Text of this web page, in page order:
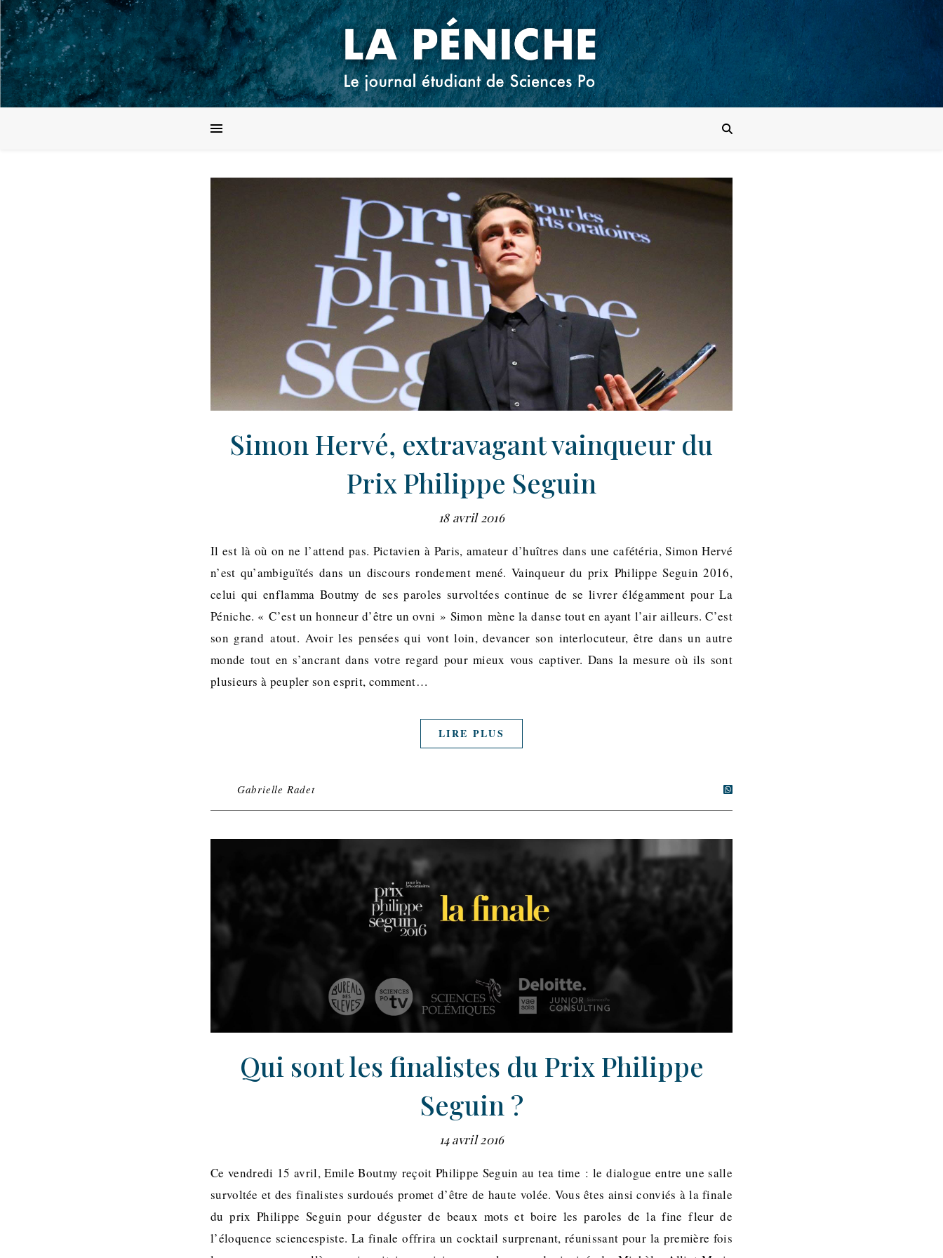
Simon Hervé, extravagant vainqueur du
Prix Philippe Seguin
18 avril 2016
Il est là où on ne l’attend pas. Pictavien à Paris, amateur d’huîtres dans une cafétéria, Simon Hervé
n’est qu’ambiguïtés dans un discours rondement mené. Vainqueur du prix Philippe Seguin 2016,
celui qui enflamma Boutmy de ses paroles survoltées continue de se livrer élégamment pour La
Péniche. « C’est un honneur d’être un ovni » Simon mène la danse tout en ayant l’air ailleurs. C’est
son grand atout. Avoir les pensées qui vont loin, devancer son interlocuteur, être dans un autre
monde tout en s’ancrant dans votre regard pour mieux vous captiver. Dans la mesure où ils sont
plusieurs à peupler son esprit, comment…
LIRE PLUS
Gabrielle Radet
Qui sont les finalistes du Prix Philippe
Seguin ?
14 avril 2016
Ce vendredi 15 avril, Emile Boutmy reçoit Philippe Seguin au tea time : le dialogue entre une salle
survoltée et des finalistes surdoués promet d’être de haute volée. Vous êtes ainsi conviés à la finale
du prix Philippe Seguin pour déguster de beaux mots et boire les paroles de la fine fleur de
l’éloquence sciencespiste. La finale offrira un cocktail surprenant, réunissant pour la première fois